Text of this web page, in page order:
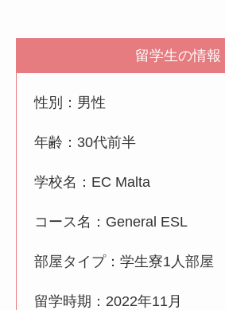
留学生の情報
性別：男性
年齢：30代前半
学校名：EC Malta
コース名：General ESL
部屋タイプ：学生寮1人部屋
留学時期：2022年11月